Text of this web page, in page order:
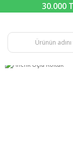
30.000